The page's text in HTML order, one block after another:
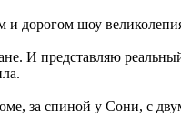
дорогом шоу
И представляю
за спиной у Сони, с